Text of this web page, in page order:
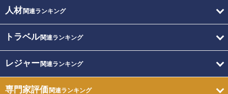
人材関連ランキング
トラベル関連ランキング
レジャー関連ランキング
専門家評価関連ランキング